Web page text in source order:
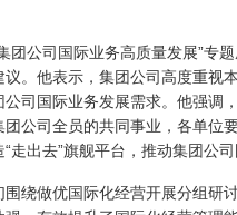
团公司国际业务高质量发展”专
议。他表示，集团公司高度重视
公司国际业务发展需求。他强调
团公司全员的共同事业，各单位
走出去”旗舰平台，推动集团公
围绕做优国际化经营开展分组研